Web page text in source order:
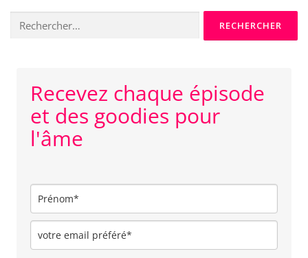
Recevez chaque épisode
et des goodies pour
l'âme